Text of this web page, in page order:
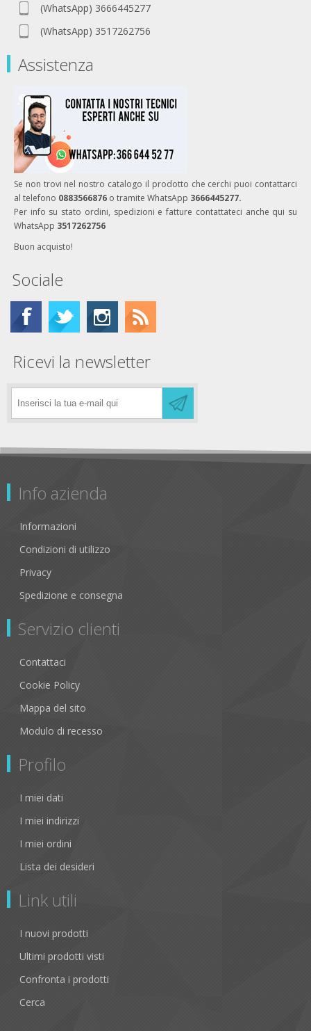
(WhatsApp) 3666445277
(WhatsApp) 3517262756
Assistenza
Se non trovi nel nostro catalogo il prodotto che cerchi puoi contattarci
al telefono 0883566876 o tramite WhatsApp 3666445277.
Per info su stato ordini, spedizioni e fatture contattateci anche qui su
WhatsApp 3517262756
Buon acquisto!
Sociale
Ricevi la newsletter
Info azienda
Informazioni
Condizioni di utilizzo
Privacy
Spedizione e consegna
Servizio clienti
Contattaci
Cookie Policy
Mappa del sito
Modulo di recesso
Profilo
I miei dati
I miei indirizzi
I miei ordini
Lista dei desideri
Link utili
I nuovi prodotti
Ultimi prodotti visti
Confronta i prodotti
Cerca